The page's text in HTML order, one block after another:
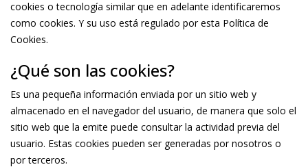
cookies o tecnología similar que en adelante identificaremos
como cookies. Y su uso está regulado por esta Política de
Cookies.
¿Qué son las cookies?
Es una pequeña información enviada por un sitio web y
almacenado en el navegador del usuario, de manera que solo el
sitio web que la emite puede consultar la actividad previa del
usuario. Estas cookies pueden ser generadas por nosotros o
por terceros.